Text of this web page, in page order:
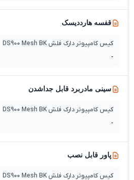
قفسه هارددیسک
کیس کامپیوتر دارک فلش DS900 Mesh BK
-
سینی مادربرد قابل جداشدن
کیس کامپیوتر دارک فلش DS900 Mesh BK
-
پاور قابل نصب
کیس کامپیوتر دارک فلش DS900 Mesh BK